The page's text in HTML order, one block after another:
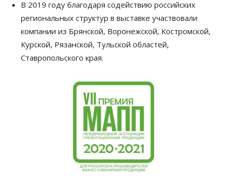
В 2019 году благодаря содействию российских
региональных структур в выставке участвовали
компании из Брянской, Воронежской, Костромской,
Курской, Рязанской, Тульской областей,
Ставропольского края.